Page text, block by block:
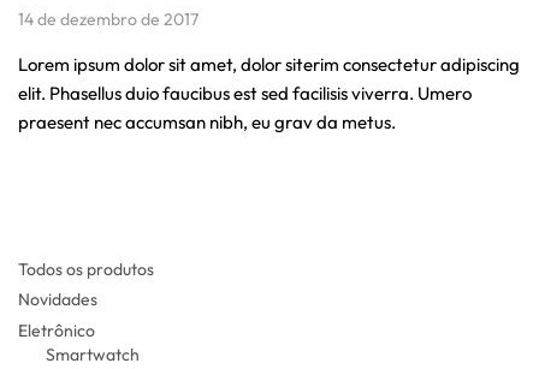
14 de dezembro de 2017
Lorem ipsum dolor sit amet, dolor siterim consectetur adipiscing
elit. Phasellus duio faucibus est sed facilisis viverra. Umero
praesent nec accumsan nibh, eu grav da metus.
Todos os produtos
Novidades
Eletrônico
Smartwatch